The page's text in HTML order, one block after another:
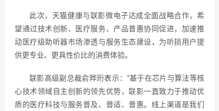
此次，天猫健康与联影微电子达成全面战略合作，希
望通过技术创新、医疗服务、产品普惠协同促进，加速推
动医疗级助听器市场渗透与服务生态建设，为听损用户提
供更专业、更具性价比的消费体验。
联影高级副总裁俞晔珩表示：“基于在芯片与算法等核
心技术领域自主创新的领先优势，联影一直致力于推动优
质的医疗科技与服务普及、普适、普惠。线上渠道是我们